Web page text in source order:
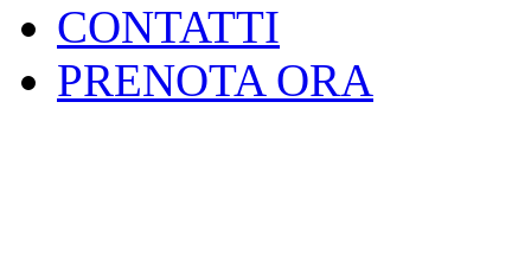
CONTATTI
PRENOTA ORA